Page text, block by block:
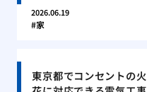
2026.06.19
家
東京都でコンセントの火